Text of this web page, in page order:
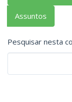
Assuntos
Pesquisar nesta